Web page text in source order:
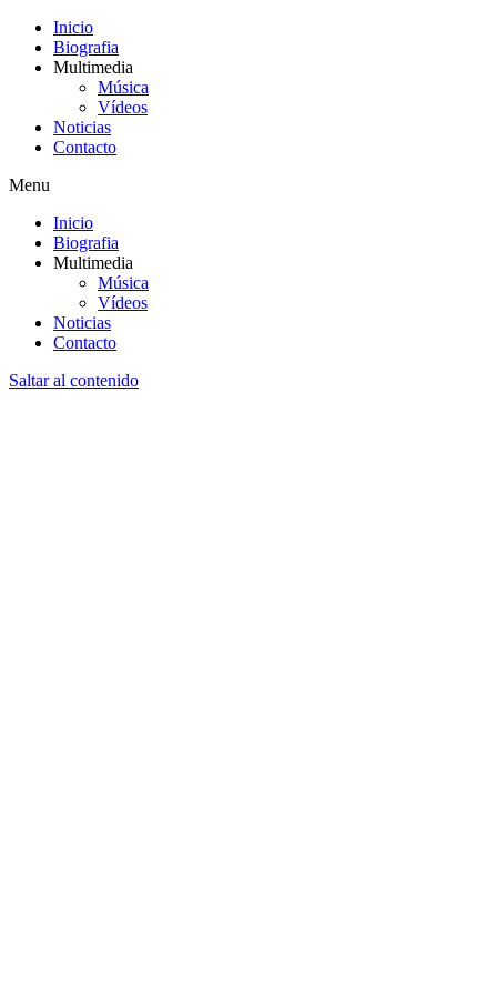
Inicio
Biografia
Multimedia
Música
Vídeos
Noticias
Contacto
Menu
Inicio
Biografia
Multimedia
Música
Vídeos
Noticias
Contacto
Saltar al contenido